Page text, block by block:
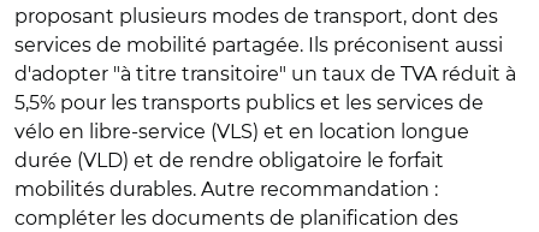
proposant plusieurs modes de transport, dont des
services de mobilité partagée. Ils préconisent aussi
d'adopter "à titre transitoire" un taux de TVA réduit à
5,5% pour les transports publics et les services de
vélo en libre-service (VLS) et en location longue
durée (VLD) et de rendre obligatoire le forfait
mobilités durables. Autre recommandation :
compléter les documents de planification des